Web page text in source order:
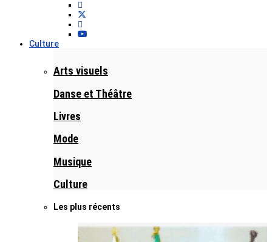
Culture
Arts visuels
Danse et Théâtre
Livres
Mode
Musique
Culture
Les plus récents